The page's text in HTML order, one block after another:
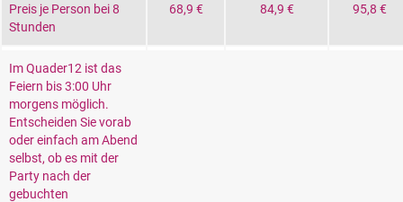
Preis je Person bei 8
Stunden
68,9 € 84,9 € 95,8 €
Im Quader12 ist das
Feiern bis 3:00 Uhr
morgens möglich.
Entscheiden Sie vorab
oder einfach am Abend
selbst, ob es mit der
Party nach der
gebuchten